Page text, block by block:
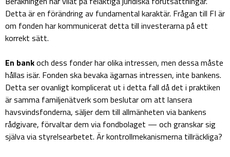
Detta är en förändring av fundamental karaktär. Frågan till FI är
om fonden har kommunicerat detta till investerarna på ett
korrekt sätt.
En bankoch dess fonder har olika intressen, men dessa måste
hållas isär. Fonden ska bevaka ägarnas intressen, inte bankens.
Detta ser ovanligt komplicerat ut i detta fall då det i praktiken
är samma familjenätverk som beslutar om att lansera
havsvindsfonderna, säljer dem till allmänheten via bankens
rådgivare, förvaltar dem via fondbolaget — och granskar sig
själva via styrelsearbetet. Är kontrollmekanismerna tillräckliga?